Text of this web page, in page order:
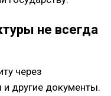
не всегда
через
другие документы.